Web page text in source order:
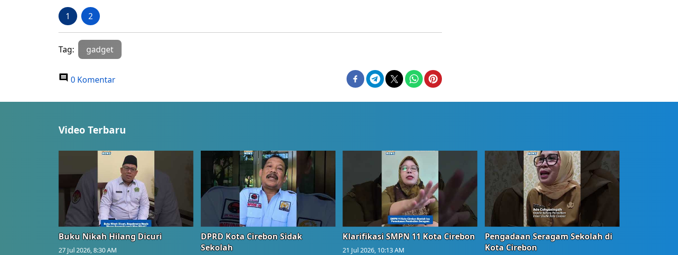
1 2
Tag: gadget
0 Komentar
Video Terbaru
Buku Nikah Hilang Dicuri
27 Jul 2026, 8:30 AM
DPRD Kota Cirebon Sidak
Sekolah
Klarifikasi SMPN 11 Kota Cirebon
21 Jul 2026, 10:13 AM
Pengadaan Seragam Sekolah di
Kota Cirebon